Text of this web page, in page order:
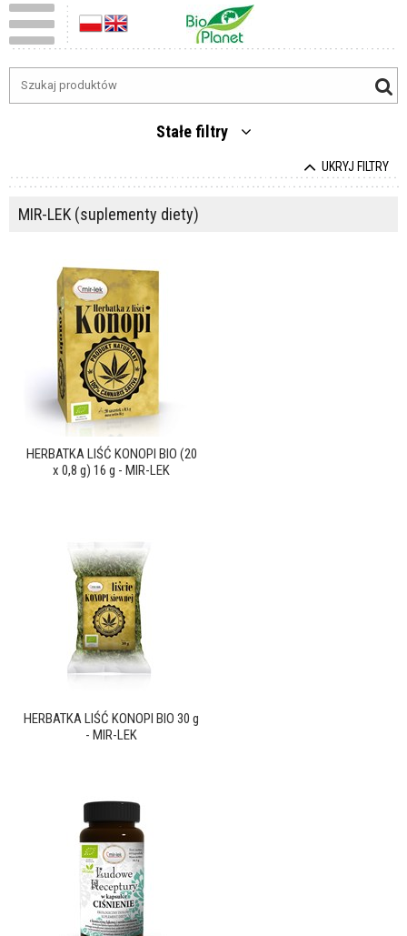
Stałe filtry
UKRYJ FILTRY
MIR-LEK (suplementy diety)
HERBATKA LIŚĆ KONOPI BIO (20
x 0,8 g) 16 g - MIR-LEK
HERBATKA LIŚĆ KONOPI BIO 30 g
- MIR-LEK